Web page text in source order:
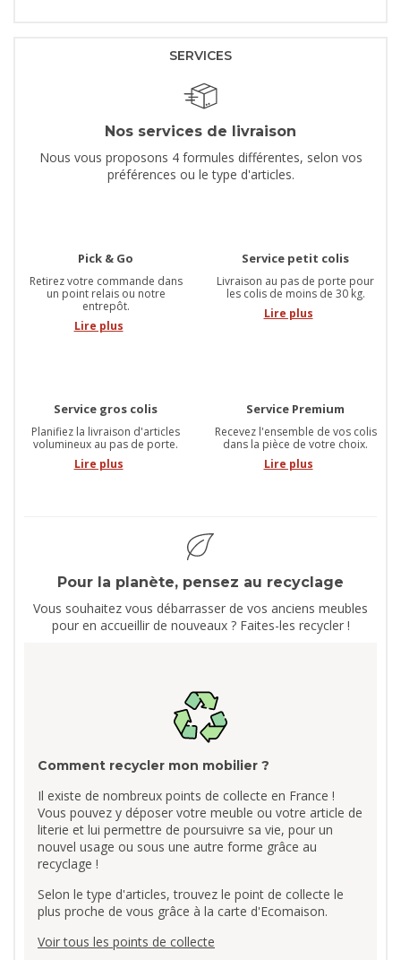
SERVICES
Nos services de livraison
Nous vous proposons 4 formules différentes, selon vos
préférences ou le type d'articles.
Pick & Go
Retirez votre commande dans
un point relais ou notre
entrepôt.
Lire plus
Service petit colis
Livraison au pas de porte pour
les colis de moins de 30 kg.
Lire plus
Service gros colis
Planifiez la livraison d'articles
volumineux au pas de porte.
Lire plus
Service Premium
Recevez l'ensemble de vos colis
dans la pièce de votre choix.
Lire plus
Pour la planète, pensez au recyclage
Vous souhaitez vous débarrasser de vos anciens meubles
pour en accueillir de nouveaux ? Faites-les recycler !
Comment recycler mon mobilier ?
Il existe de nombreux points de collecte en France !
Vous pouvez y déposer votre meuble ou votre article de
literie et lui permettre de poursuivre sa vie, pour un
nouvel usage ou sous une autre forme grâce au
recyclage !
Selon le type d'articles, trouvez le point de collecte le
plus proche de vous grâce à la carte d'Ecomaison.
Voir tous les points de collecte